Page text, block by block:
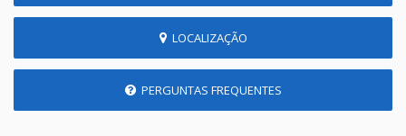
LOCALIZAÇÃO
PERGUNTAS FREQUENTES